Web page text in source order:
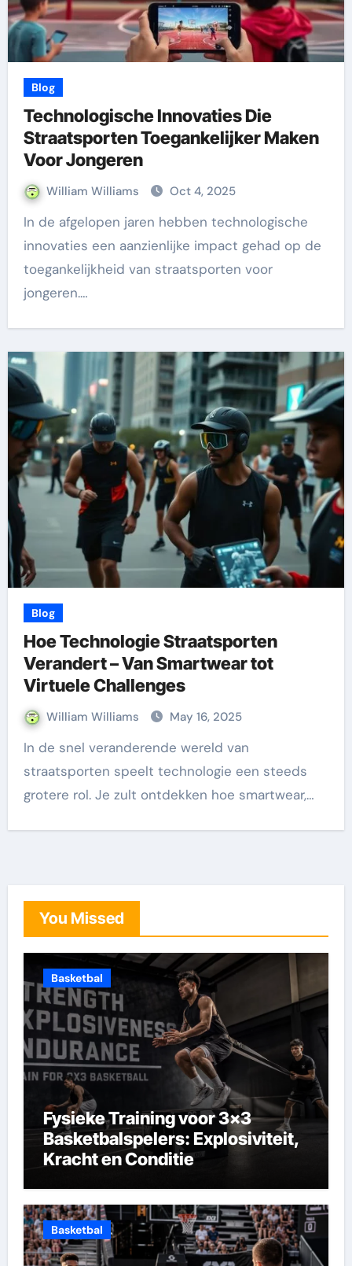
Blog
Technologische Innovaties Die
Straatsporten Toegankelijker Maken
Voor Jongeren
William Williams Oct 4, 2025
In de afgelopen jaren hebben technologische
innovaties een aanzienlijke impact gehad op de
toegankelijkheid van straatsporten voor
jongeren.…
Blog
Hoe Technologie Straatsporten
Verandert – Van Smartwear tot
Virtuele Challenges
William Williams May 16, 2025
In de snel veranderende wereld van
straatsporten speelt technologie een steeds
grotere rol. Je zult ontdekken hoe smartwear,…
You Missed
Basketbal
Fysieke Training voor 3×3
Basketbalspelers: Explosiviteit,
Kracht en Conditie
Basketbal